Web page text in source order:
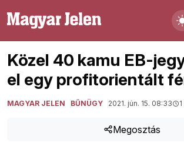
Közel 40 kamu EB-
el egy profitorientált
MAGYAR JELEN BŰNÜGY 2021. jún. 15. 08:33
Megosztás